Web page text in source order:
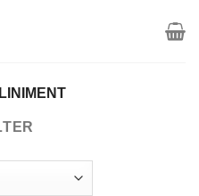
LINIMENT